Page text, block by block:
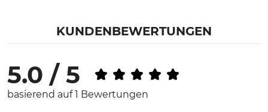
KUNDENBEWERTUNGEN
5.0 / 5
basierend auf 1 Bewertungen